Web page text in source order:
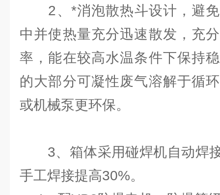
2、*消泡散热斗设计，避免
中并使热量充分迅速散发，充
率，能在较高水温条件下保持
的大部分可凝性废气溶解于循
或机械泵更环保。
3、箱体采用碰焊机自动焊
手工焊接提高30%。